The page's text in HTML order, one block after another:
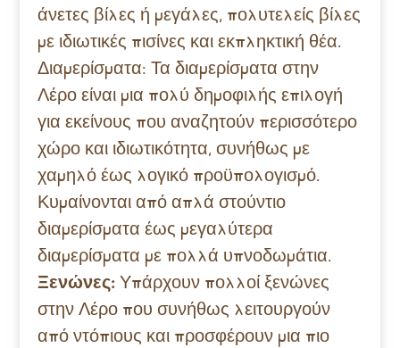
άνετες βίλες ή μεγάλες, πολυτελείς βίλες
με ιδιωτικές πισίνες και εκπληκτική θέα.
Διαμερίσματα: Τα διαμερίσματα στην
Λέρο είναι μια πολύ δημοφιλής επιλογή
για εκείνους που αναζητούν περισσότερο
χώρο και ιδιωτικότητα, συνήθως με
χαμηλό έως λογικό προϋπολογισμό.
Κυμαίνονται από απλά στούντιο
διαμερίσματα έως μεγαλύτερα
διαμερίσματα με πολλά υπνοδωμάτια.
Ξενώνες: Υπάρχουν πολλοί ξενώνες
στην Λέρο που συνήθως λειτουργούν
από ντόπιους και προσφέρουν μια πιο